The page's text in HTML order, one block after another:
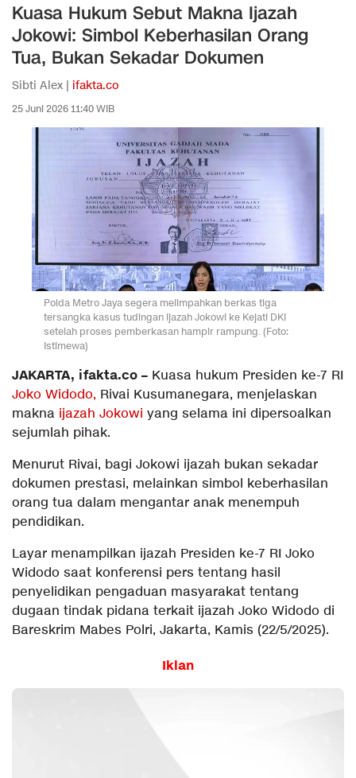
Kuasa Hukum Sebut Makna Ijazah
Jokowi: Simbol Keberhasilan Orang
Tua, Bukan Sekadar Dokumen
Sibti Alex | ifakta.co
25 Juni 2026 11:40 WIB
Polda Metro Jaya segera melimpahkan berkas tiga
tersangka kasus tudingan ijazah Jokowi ke Kejati DKI
setelah proses pemberkasan hampir rampung. (Foto:
Istimewa)
JAKARTA, ifakta.co – Kuasa hukum Presiden ke-7 RI
Joko Widodo, Rivai Kusumanegara, menjelaskan
makna ijazah Jokowi yang selama ini dipersoalkan
sejumlah pihak.
Menurut Rivai, bagi Jokowi ijazah bukan sekadar
dokumen prestasi, melainkan simbol keberhasilan
orang tua dalam mengantar anak menempuh
pendidikan.
Layar menampilkan ijazah Presiden ke-7 RI Joko
Widodo saat konferensi pers tentang hasil
penyelidikan pengaduan masyarakat tentang
dugaan tindak pidana terkait ijazah Joko Widodo di
Bareskrim Mabes Polri, Jakarta, Kamis (22/5/2025).
Iklan